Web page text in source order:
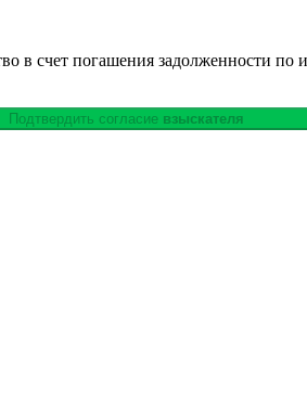
в счет погашения задолженности
Подтвердить согласие взыскателя